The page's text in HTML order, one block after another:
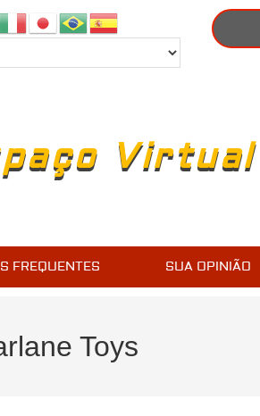
FREQUENTES SUA OPINIÃO
Toys